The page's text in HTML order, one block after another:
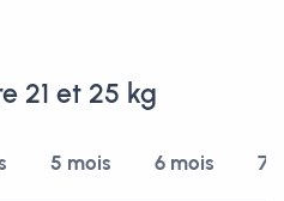
21 et 25 kg
5 mois 6 mois 7